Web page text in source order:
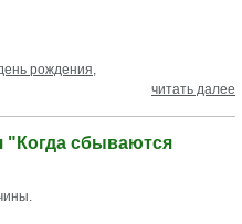
рождения,
читать далее
сбываются